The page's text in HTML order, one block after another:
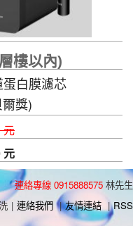
樓以內)
白膜濾芯
獎)
不到隔夜水
元
元
連絡專線 0915888575 林先生
| 連絡我們 | 友情連結 | RSS